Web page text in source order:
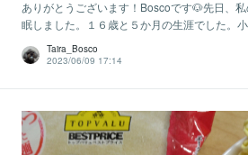
ありがとうございます！Boscoです🐶先日、
眠しました。１６歳と５か月の生涯でした。
Taira_Bosco
2023/06/09 17:14